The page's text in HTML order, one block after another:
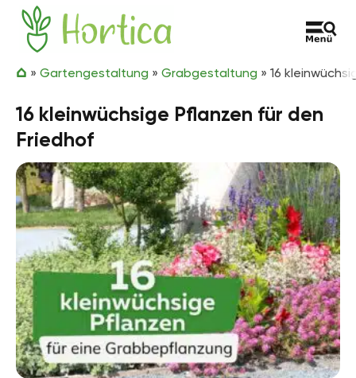
Zum Inhalt springen
Hortica
» Gartengestaltung » Grabgestaltung » 16
16 kleinwüchsige Pflanzen für den
Friedhof